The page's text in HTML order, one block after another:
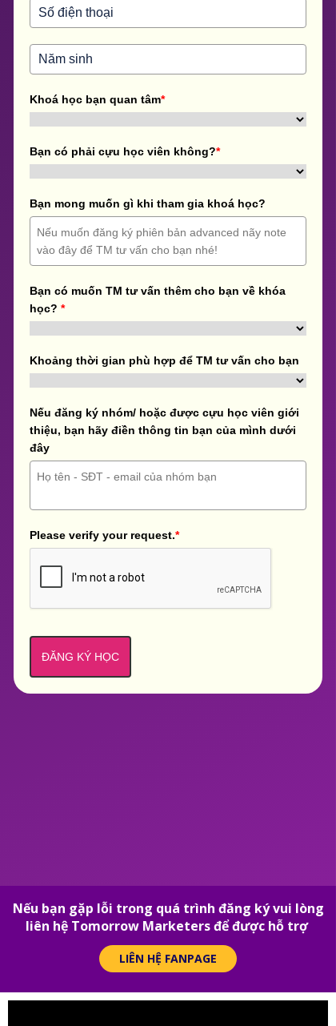
Khoá học bạn quan tâm*
Bạn có phải cựu học viên không?*
Bạn mong muốn gì khi tham gia khoá học?
Bạn có muốn TM tư vấn thêm cho bạn về khóa
học? *
Khoảng thời gian phù hợp để TM tư vấn cho bạn
Nếu đăng ký nhóm/ hoặc được cựu học viên giới
thiệu, bạn hãy điền thông tin bạn của mình dưới
đây
Please verify your request.*
ĐĂNG KÝ HỌC
Nếu bạn gặp lỗi trong quá trình đăng ký vui lòng
liên hệ Tomorrow Marketers để được hỗ trợ
LIÊN HỆ FANPAGE